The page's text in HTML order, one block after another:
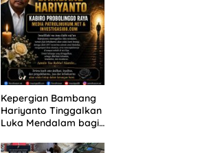
Kepergian Bambang
Hariyanto Tinggalkan
Luka Mendalam bagi
Patrolihukum.net